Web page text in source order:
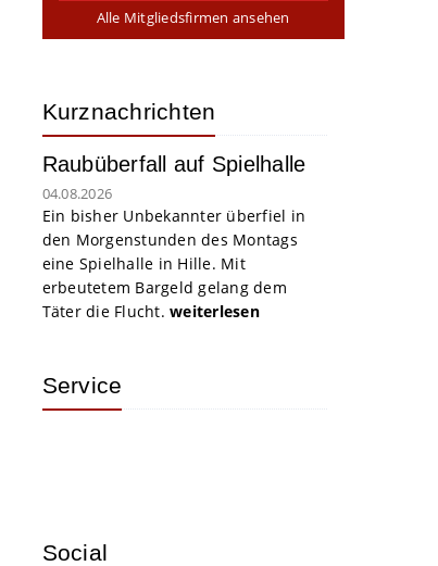
Alle Mitgliedsfirmen ansehen
Kurznachrichten
Raubüberfall auf Spielhalle
04.08.2026
Ein bisher Unbekannter überfiel in
den Morgenstunden des Montags
eine Spielhalle in Hille. Mit
erbeutetem Bargeld gelang dem
Täter die Flucht. weiterlesen
Service
Social